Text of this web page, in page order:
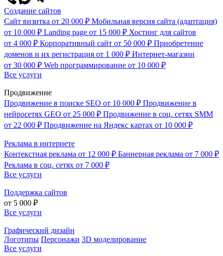
Создание сайтов
Сайт визитка от 20 000 ₽ Мобильная версия сайта (адаптация)
от 10 000 ₽ Landing page от 15 000 ₽ Хостинг для сайтов
от 4 000 ₽ Корпоративный сайт от 50 000 ₽ Приобретение
доменов и их регистрация от 1 000 ₽ Интернет-магазин
от 30 000 ₽ Web программирование от 10 000 ₽
Все услуги
Продвижение
Продвижение в поиске SEO от 10 000 ₽ Продвижение в
нейросетях GEO от 25 000 ₽ Продвижение в соц. сетях SMM
от 22 000 ₽ Продвижение на Яндекс картах от 10 000 ₽
Реклама в интернете
Контекстная реклама от 12 000 ₽ Баннерная реклама от 7 000 ₽
Реклама в соц. сетях от 7 000 ₽
Все услуги
Поддержка сайтов
от 5 000 ₽
Все услуги
Графический дизайн
Логотипы Персонажи 3D моделирование
Все услуги